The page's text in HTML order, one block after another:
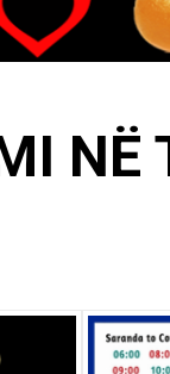
NË